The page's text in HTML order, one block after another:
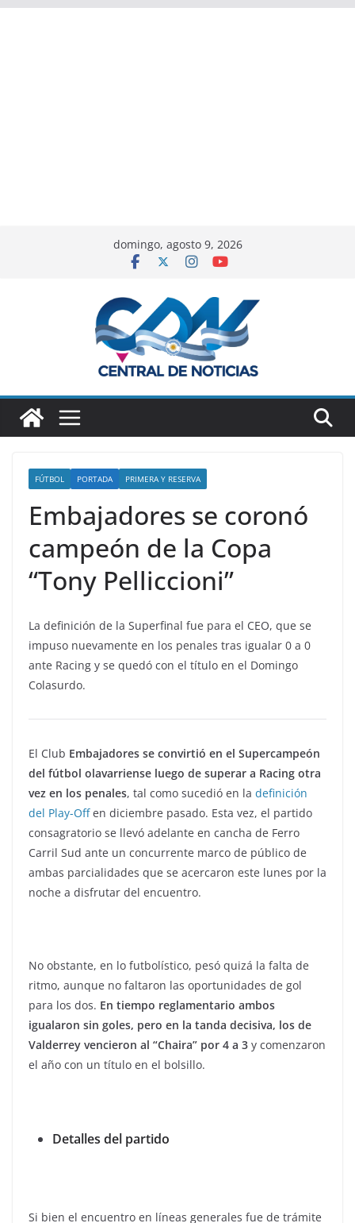
domingo, agosto 9, 2026
FÚTBOL PORTADA PRIMERA Y RESERVA
Embajadores se coronó
campeón de la Copa
“Tony Pelliccioni”
La definición de la Superfinal fue para el CEO, que se
impuso nuevamente en los penales tras igualar 0 a 0
ante Racing y se quedó con el título en el Domingo
Colasurdo.
El Club Embajadores se convirtió en el Supercampeón
del fútbol olavarriense luego de superar a Racing otra
vez en los penales, tal como sucedió en la definición
del Play-Offen diciembre pasado. Esta vez, el partido
consagratorio se llevó adelante en cancha de Ferro
Carril Sud ante un concurrente marco de público de
ambas parcialidades que se acercaron este lunes por la
noche a disfrutar del encuentro.
No obstante, en lo futbolístico, pesó quizá la falta de
ritmo, aunque no faltaron las oportunidades de gol
para los dos. En tiempo reglamentario ambos
igualaron sin goles, pero en la tanda decisiva, los de
Valderrey vencieron al “Chaira” por 4 a 3 y comenzaron
el año con un título en el bolsillo.
Detalles del partido
Si bien el encuentro en líneas generales fue de trámite